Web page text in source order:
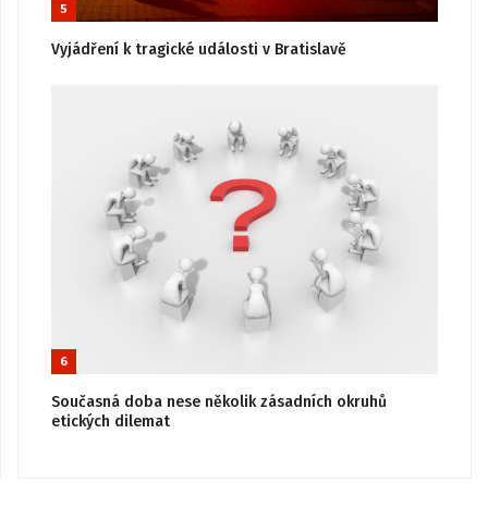
5
Vyjádření k tragické události v Bratislavě
6
Současná doba nese několik zásadních okruhů
etických dilemat